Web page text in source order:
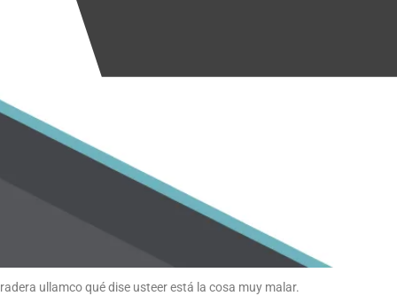
ullamco qué dise usteer está la cosa muy malar.